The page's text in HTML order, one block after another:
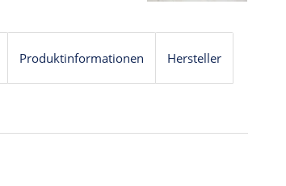
Produktinformationen Hersteller